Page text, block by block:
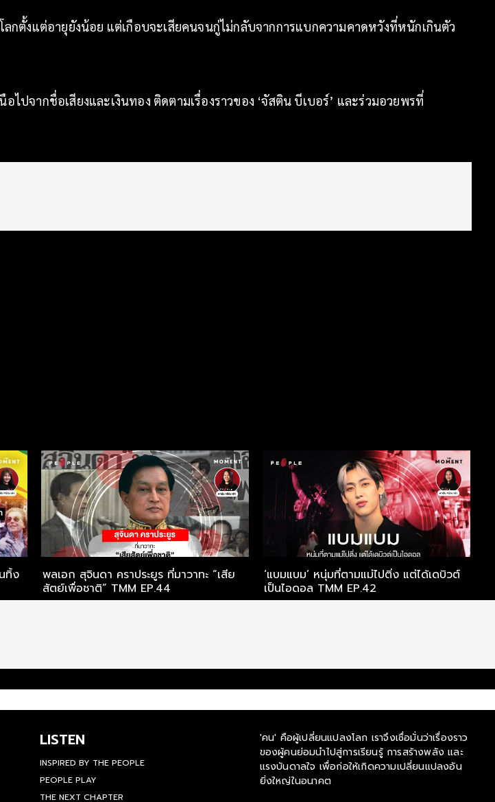
กตั้งแต่อายุยังน้อย แต่เกือบจะเสียคนจนกู่ไม่กลับจากการแบกความคาดหวังที่หนักเกินตัว
ปจากชื่อเสียงและเงินทอง ติดตามเรื่องราวของ ‘จัสติน บีเบอร์’ และร่วมอวยพรที่
ทิ้ง
พลเอก สุจินดา คราประยูร ที่มาวาทะ “เสีย
สัตย์เพื่อชาติ” TMM EP.44
‘แบมแบม’ หนุ่มที่ตามแม่ไปติ่ง แต่ได้เดบิวต์
เป็นไอดอล TMM EP.42
LISTEN
INSPIRED BY THE PEOPLE
PEOPLE PLAY
THE NEXT CHAPTER
'คน' คือผู้เปลี่ยนแปลงโลก เราจึงเชื่อมั่นว่าเรื่องราว
ของผู้คนย่อมนำไปสู่การเรียนรู้ การสร้างพลัง และ
แรงบันดาลใจ เพื่อก่อให้เกิดความเปลี่ยนแปลงอัน
ยิ่งใหญ่ในอนาคต